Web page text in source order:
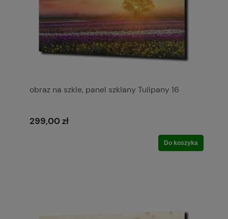
obraz na szkle, panel szklany Tulipany 16
299,00 zł
Do koszyka